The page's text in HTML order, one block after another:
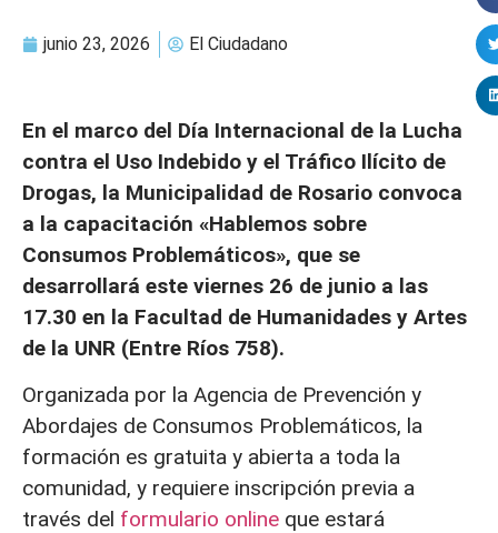
junio 23, 2026 El Ciudadano
En el marco del Día Internacional de la Lucha
contra el Uso Indebido y el Tráfico Ilícito de
Drogas, la Municipalidad de Rosario convoca
a la capacitación «Hablemos sobre
Consumos Problemáticos», que se
desarrollará este viernes 26 de junio a las
17.30 en la Facultad de Humanidades y Artes
de la UNR (Entre Ríos 758).
Organizada por la Agencia de Prevención y
Abordajes de Consumos Problemáticos, la
formación es gratuita y abierta a toda la
comunidad, y requiere inscripción previa a
través del formulario online que estará